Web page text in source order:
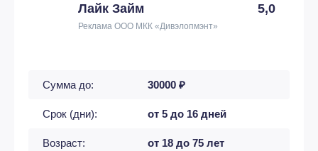
Лайк Займ 5,0
Реклама ООО МКК «Дивэлопмэнт»
Сумма до: 30000 ₽
Срок (дни): от 5 до 16 дней
Возраст: от 18 до 75 лет